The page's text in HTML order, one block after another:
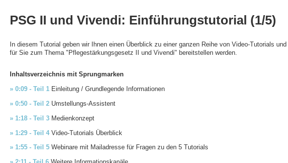
PSG II und Vivendi: Einführungstutorial (1/5)
In diesem Tutorial geben wir Ihnen einen Überblick zu einer ganzen Reihe von Video-Tutorials
für Sie zum Thema "Pflegestärkungsgesetz II und Vivendi" bereitstellen werden.
Inhaltsverzeichnis mit Sprungmarken
» 0:09 - Teil 1 Einleitung / Grundlegende Informationen
» 0:50 - Teil 2 Umstellungs-Assistent
» 1:18 - Teil 3 Medienkonzept
» 1:29 - Teil 4 Video-Tutorials Überblick
» 1:55 - Teil 5 Webinare mit Mailadresse für Fragen zu den 5 Tutorials